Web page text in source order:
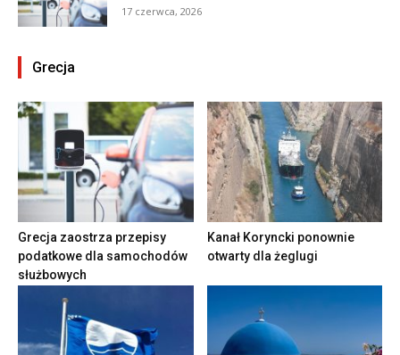
17 czerwca, 2026
Grecja
Grecja zaostrza przepisy
podatkowe dla samochodów
służbowych
Kanał Koryncki ponownie
otwarty dla żeglugi